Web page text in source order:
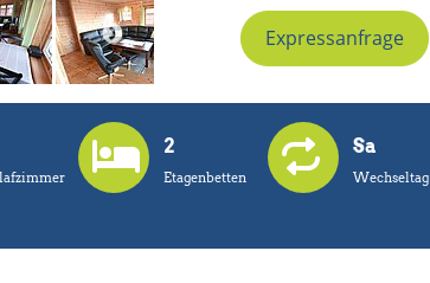
Expressanfrage
2
Etagenbetten
Sa
Wechseltag